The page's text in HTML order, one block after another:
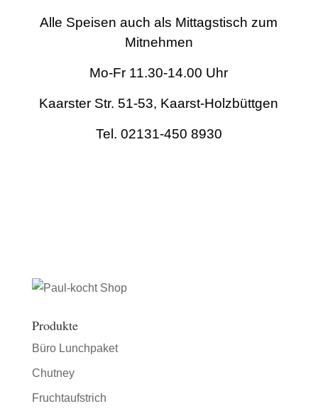
Alle Speisen auch als Mittagstisch zum
Mitnehmen
Mo-Fr 11.30-14.00 Uhr
Kaarster Str. 51-53, Kaarst-Holzbüttgen
Tel. 02131-450 8930
Produkte
Büro Lunchpaket
Chutney
Fruchtaufstrich